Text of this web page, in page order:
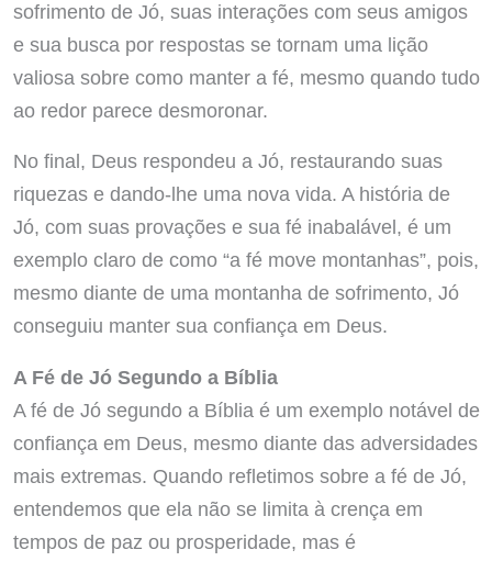
sofrimento de Jó, suas interações com seus amigos
e sua busca por respostas se tornam uma lição
valiosa sobre como manter a fé, mesmo quando tudo
ao redor parece desmoronar.
No final, Deus respondeu a Jó, restaurando suas
riquezas e dando-lhe uma nova vida. A história de
Jó, com suas provações e sua fé inabalável, é um
exemplo claro de como “a fé move montanhas”, pois,
mesmo diante de uma montanha de sofrimento, Jó
conseguiu manter sua confiança em Deus.
A Fé de Jó Segundo a Bíblia
A fé de Jó segundo a Bíblia é um exemplo notável de
confiança em Deus, mesmo diante das adversidades
mais extremas. Quando refletimos sobre a fé de Jó,
entendemos que ela não se limita à crença em
tempos de paz ou prosperidade, mas é